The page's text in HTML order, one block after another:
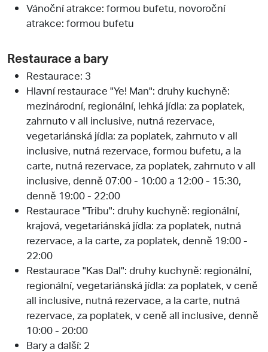
Vánoční atrakce: formou bufetu, novoroční
atrakce: formou bufetu
Restaurace a bary
Restaurace: 3
Hlavní restaurace "Ye! Man": druhy kuchyně:
mezinárodní, regionální, lehká jídla: za poplatek,
zahrnuto v all inclusive, nutná rezervace,
vegetariánská jídla: za poplatek, zahrnuto v all
inclusive, nutná rezervace, formou bufetu, a la
carte, nutná rezervace, za poplatek, zahrnuto v all
inclusive, denně 07:00 - 10:00 a 12:00 - 15:30,
denně 19:00 - 22:00
Restaurace "Tribu": druhy kuchyně: regionální,
krajová, vegetariánská jídla: za poplatek, nutná
rezervace, a la carte, za poplatek, denně 19:00 -
22:00
Restaurace "Kas Dal": druhy kuchyně: regionální,
regionální, vegetariánská jídla: za poplatek, v ceně
all inclusive, nutná rezervace, a la carte, nutná
rezervace, za poplatek, v ceně all inclusive, denně
10:00 - 20:00
Bary a další: 2